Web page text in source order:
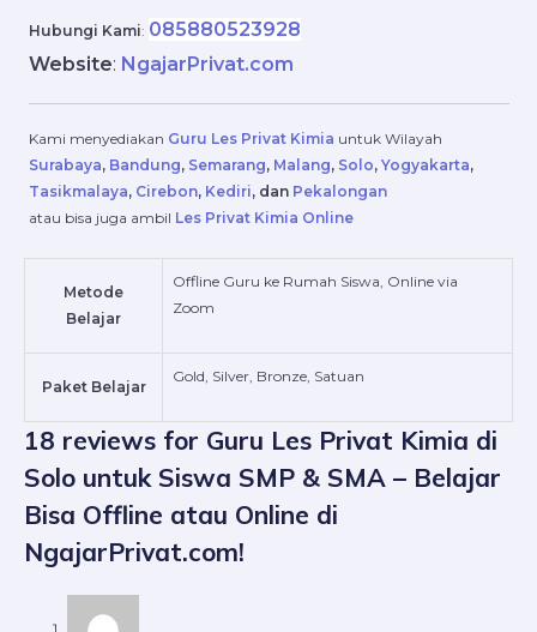
Hubungi Kami: 085880523928
Website: NgajarPrivat.com
Kami menyediakan Guru Les Privat Kimia untuk Wilayah
Surabaya, Bandung, Semarang, Malang, Solo, Yogyakarta,
Tasikmalaya, Cirebon, Kediri, dan Pekalongan
atau bisa juga ambil Les Privat Kimia Online
Metode
Belajar
Offline Guru ke Rumah Siswa, Online via
Zoom
Paket Belajar
Gold, Silver, Bronze, Satuan
18 reviews for Guru Les Privat Kimia di
Solo untuk Siswa SMP & SMA – Belajar
Bisa Offline atau Online di
NgajarPrivat.com!